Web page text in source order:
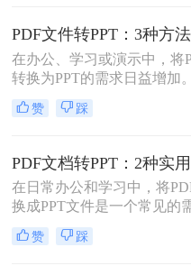
PPT（PowerPoint）格式，
示、编辑或团队协作。那么
转换成PPT呢？本文将介绍
PDF转换成PPT的方法。
在办公、学习或演示中，将
转换为PPT的需求日益增加
式虽然适合文档共享，但若
重新排版内容，转换为PPT
本文将介绍几种简单实用的
助您高效完成转换。
赞 踩
在日常办公和学习中，将
换成PPT文件是一个常见的
PDF文件因其跨平台性和格
而广受欢迎，但在某些情况
赞 踩